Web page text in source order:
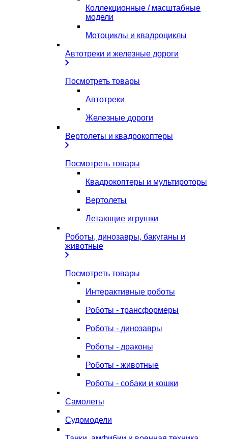
Коллекционные / масштабные
модели
Мотоциклы и квадроциклы
Автотреки и железные дороги
Посмотреть товары
Автотреки
Железные дороги
Вертолеты и квадрокоптеры
Посмотреть товары
Квадрокоптеры и мультироторы
Вертолеты
Летающие игрушки
Роботы, динозавры, бакуганы и
животные
Посмотреть товары
Интерактивные роботы
Роботы - трансформеры
Роботы - динозавры
Роботы - драконы
Роботы - животные
Роботы - собаки и кошки
Самолеты
Судомодели